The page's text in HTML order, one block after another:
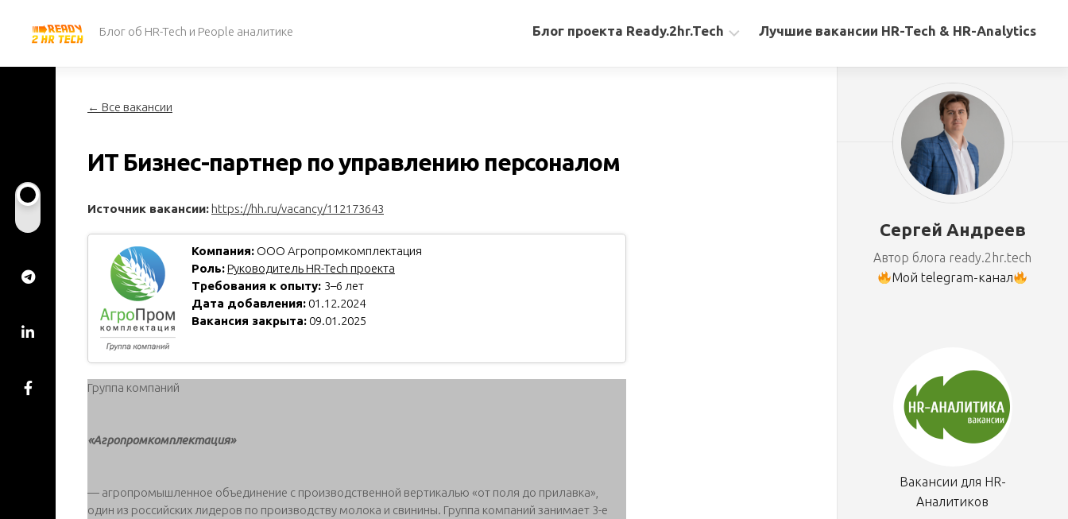
содержанию
Блог об HR-Tech и People аналитике Блог проекта Ready.2hr.Tech
Авторские
Лучшие вакансии HR-Tech & HR-Analytics
← Все вакансии
ИТ Бизнес-партнер по управлению персоналом
Источник вакансии: https://hh.ru/vacancy/112173643
Компания: ООО Агропромкомплектация
Роль:Руководитель HR-Tech проекта
Требования к опыту: 3–6 лет
Дата добавления: 01.12.2024
Вакансия закрыта: 09.01.2025
Группа компаний
«Агропромкомплектация»
— агропромышленное объединение с производственной вертикалью «от поля до прилавка»,
один из российских лидеров по производству молока и свинины. Группа компаний занимает 3-е
Сергей Андреев
Автор блога ready.2hr.tech
Мой telegram-канал
Вакансии для HR-
Аналитиков